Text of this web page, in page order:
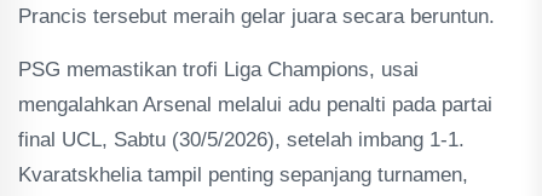
Prancis tersebut meraih gelar juara secara beruntun.
PSG memastikan trofi Liga Champions, usai
mengalahkan Arsenal melalui adu penalti pada partai
final UCL, Sabtu (30/5/2026), setelah imbang 1-1.
Kvaratskhelia tampil penting sepanjang turnamen,